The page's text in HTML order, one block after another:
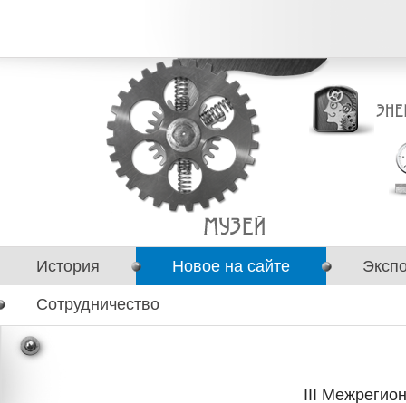
История Новое на сайте
Сотрудничество
III